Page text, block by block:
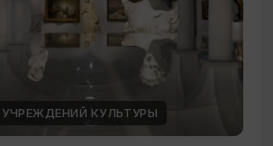
КУЛЬТУРЫ